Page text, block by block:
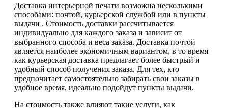
Доставка интерьерной печати возможна несколькими
способами: почтой, курьерской службой или в пункты
выдачи . Стоимость доставки рассчитывается
индивидуально для каждого заказа и зависит от
выбранного способа и веса заказа. Доставка почтой
является наиболее экономичным вариантом, в то время
как курьерская доставка предлагает более быстрый и
удобный способ получения заказа. Для тех, кто
предпочитает самостоятельно забирать свои заказы в
удобное время, идеально подойдут пункты выдачи.
На стоимость также влияют такие услуги, как